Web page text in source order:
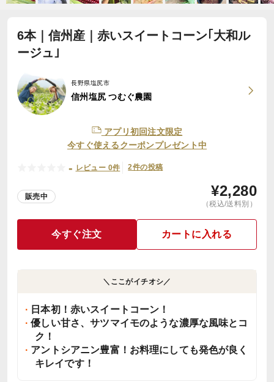
6本｜信州産｜赤いスイートコーン｢大和ル
ージュ｣
長野県塩尻市
信州塩尻 つむぐ農園
アプリ初回注文限定
今すぐ使えるクーポンプレゼント中
- レビュー 0件 2件の投稿
販売中 ¥2,280
（税込/送料別）
今すぐ注文 カートに入れる
＼ここがイチオシ／
日本初！赤いスイートコーン！
優しい甘さ、サツマイモのような濃厚な風味とコ
ク！
アントシアニン豊富！お料理にしても発色が良く
キレイです！